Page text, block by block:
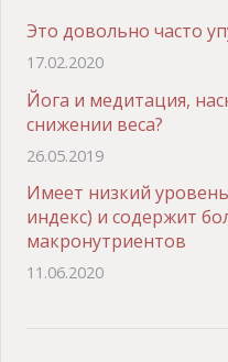
Это довольно часто
17.02.2020
Йога и медитация,
снижении веса?
26.05.2019
Имеет низкий
индекс) и содержит
макронутриентов
11.06.2020